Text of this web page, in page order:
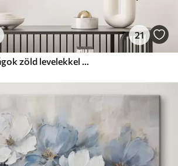
21
Fehér magnólia virágok zöld levelekkel egy ágon, lágy ecsetvonásokkal, tompa színekkel